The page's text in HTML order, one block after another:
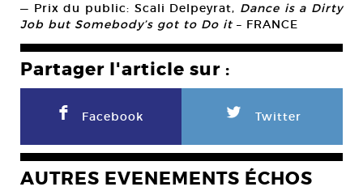
— Prix du public: Scali Delpeyrat, Dance is a Dirty
Job but Somebody’s got to Do it – FRANCE
Partager l'article sur :
F Facebook L Twitter
AUTRES EVENEMENTS ÉCHOS